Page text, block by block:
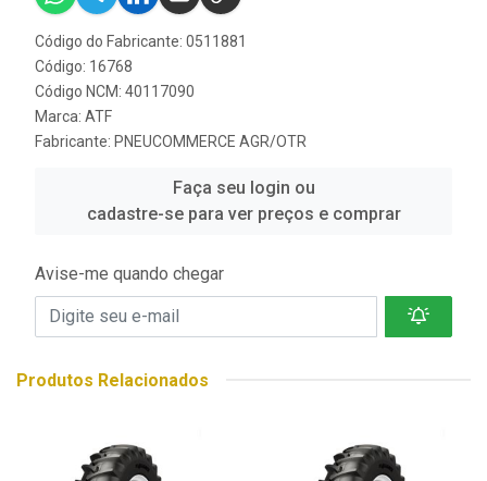
Código do Fabricante: 0511881
Código: 16768
Código NCM: 40117090
Marca: ATF
Fabricante: PNEUCOMMERCE AGR/OTR
Faça seu login ou
cadastre-se para ver preços e comprar
Avise-me quando chegar
Produtos Relacionados